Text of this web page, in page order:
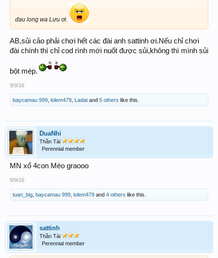
đau long wa Lưu ơi.
AB,sủi cảo phải chơi hết các đài anh sattinh ơi.Nếu chỉ chơi
đài chính thì chỉ cod rình mới nuốt được sủi,không thì mình sủi
bột mép.
9/9/16
baycamau 999 lolem479 Ladat and 5 others like this.
DuaNhi
Thần Tài
Perennial member
MN xổ 4con Mèo graooo
9/9/16
tuan_big baycamau 999 lolem479 and 4 others like this.
sattinh
Thần Tài
Perennial member